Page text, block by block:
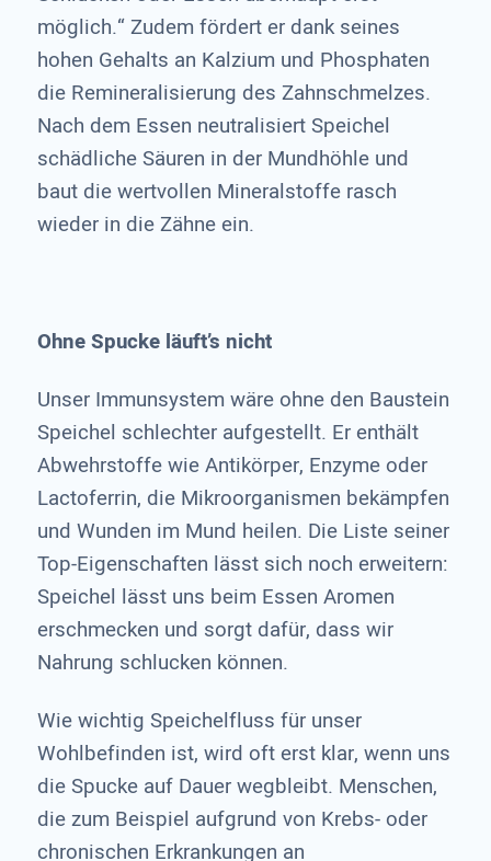
möglich.“ Zudem fördert er dank seines
hohen Gehalts an Kalzium und Phosphaten
die Remineralisierung des Zahnschmelzes.
Nach dem Essen neutralisiert Speichel
schädliche Säuren in der Mundhöhle und
baut die wertvollen Mineralstoffe rasch
wieder in die Zähne ein.
Ohne Spucke läuft’s nicht
Unser Immunsystem wäre ohne den Baustein
Speichel schlechter aufgestellt. Er enthält
Abwehrstoffe wie Antikörper, Enzyme oder
Lactoferrin, die Mikroorganismen bekämpfen
und Wunden im Mund heilen. Die Liste seiner
Top-Eigenschaften lässt sich noch erweitern:
Speichel lässt uns beim Essen Aromen
erschmecken und sorgt dafür, dass wir
Nahrung schlucken können.
Wie wichtig Speichelfluss für unser
Wohlbefinden ist, wird oft erst klar, wenn uns
die Spucke auf Dauer wegbleibt. Menschen,
die zum Beispiel aufgrund von Krebs- oder
chronischen Erkrankungen an